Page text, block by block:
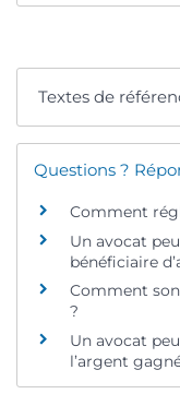
Textes de
Questions ?
Comment
Un avocat
bénéficiaire
Comment
?
Un avocat
l’argent